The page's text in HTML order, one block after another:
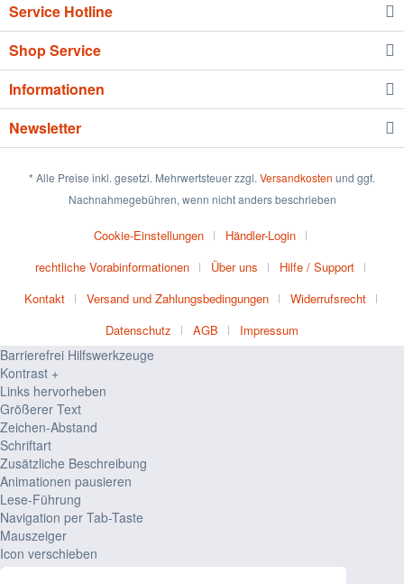
Service Hotline
Shop Service
Informationen
Newsletter
* Alle Preise inkl. gesetzl. Mehrwertsteuer zzgl. Versandkosten und ggf.
Nachnahmegebühren, wenn nicht anders beschrieben
Cookie-Einstellungen
Händler-Login
rechtliche Vorabinformationen
Über uns
Hilfe / Support
Kontakt
Versand und Zahlungsbedingungen
Widerrufsrecht
Datenschutz
AGB Impressum
Barrierefrei Hilfswerkzeuge
Kontrast +
Links hervorheben
Größerer Text
Zeichen-Abstand
Schriftart
Zusätzliche Beschreibung
Animationen pausieren
Lese-Führung
Navigation per Tab-Taste
Mauszeiger
Icon verschieben
Seiten-Struktur